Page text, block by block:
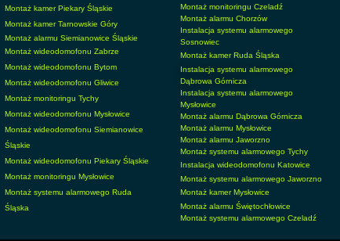
Montaż kamer Piekary Śląskie
Montaż kamer Tarnowskie Góry
Montaż alarmu Siemianowice Śląskie
Montaż wideodomofonu Zabrze
Montaż wideodomofonu Bytom
Montaż wideodomofonu Gliwice
Montaż monitoringu Tychy
Montaż wideodomofonu Mysłowice
Montaż wideodomofonu Siemianowice
Śląskie
Montaż wideodomofonu Piekary Śląskie
Montaż monitoringu Mysłowice
Montaż systemu alarmowego Ruda
Śląska
Montaż monitoringu Czeladź
Montaż alarmu Chorzów
Instalacja systemu alarmowego
Sosnowiec
Montaż kamer Ruda Śląska
Instalacja systemu alarmowego
Dąbrowa Górnicza
Instalacja systemu alarmowego
Mysłowice
Montaż alarmu Dąbrowa Górnicza
Montaż alarmu Mysłowice
Montaż alarmu Jaworzno
Montaż systemu alarmowego Tychy
Instalacja wideodomofonu Katowice
Montaż systemu alarmowego Jaworzno
Montaż kamer Mysłowice
Montaż alarmu Świętochłowice
Montaż systemu alarmowego Czeladź